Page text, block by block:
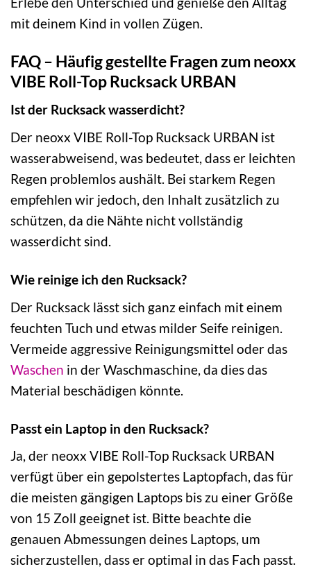
mit deinem Kind in vollen Zügen.
FAQ – Häufig gestellte Fragen zum neoxx
VIBE Roll-Top Rucksack URBAN
Ist der Rucksack wasserdicht?
Der neoxx VIBE Roll-Top Rucksack URBAN ist
wasserabweisend, was bedeutet, dass er leichten
Regen problemlos aushält. Bei starkem Regen
empfehlen wir jedoch, den Inhalt zusätzlich zu
schützen, da die Nähte nicht vollständig
wasserdicht sind.
Wie reinige ich den Rucksack?
Der Rucksack lässt sich ganz einfach mit einem
feuchten Tuch und etwas milder Seife reinigen.
Vermeide aggressive Reinigungsmittel oder das
Waschen in der Waschmaschine, da dies das
Material beschädigen könnte.
Passt ein Laptop in den Rucksack?
Ja, der neoxx VIBE Roll-Top Rucksack URBAN
verfügt über ein gepolstertes Laptopfach, das für
die meisten gängigen Laptops bis zu einer Größe
von 15 Zoll geeignet ist. Bitte beachte die
genauen Abmessungen deines Laptops, um
sicherzustellen, dass er optimal in das Fach passt.